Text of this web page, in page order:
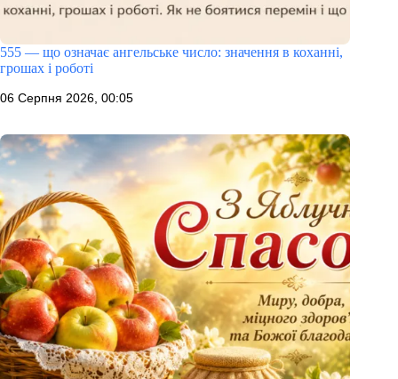
555 — що означає ангельське число: значення в коханні,
грошах і роботі
06 Серпня 2026, 00:05